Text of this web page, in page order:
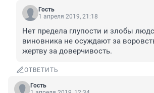
Гость
1 апреля 2019, 21:18
Нет предела глупости и злобы
виновника не осуждают за
жертву за доверчивость.
ОТВЕТИТЬ
Гость